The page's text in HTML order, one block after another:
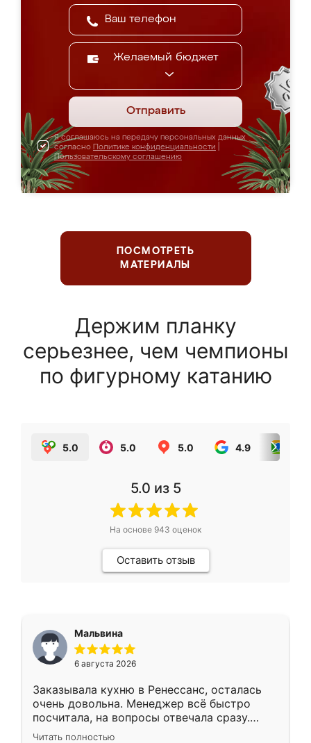
Желаемый бюджет
Отправить
Я соглашаюсь на передачу персональных данных
согласно Политике конфиденциальности
Пользовательскому соглашению
ПОСМОТРЕТЬ
МАТЕРИАЛЫ
Держим планку
серьезнее, чем чемпионы
по фигурному катанию
5.0 5.0 5.0 4.9
5.0 из 5
На основе 943 оценок
Оставить отзыв
Мальвина
6 августа 2026
Заказывала кухню в Ренессанс, осталась
очень довольна. Менеджер всё быстро
посчитала, на вопросы отвечала сразу.
Замерщик приехал в субботу, подошёл к
Читать полностью